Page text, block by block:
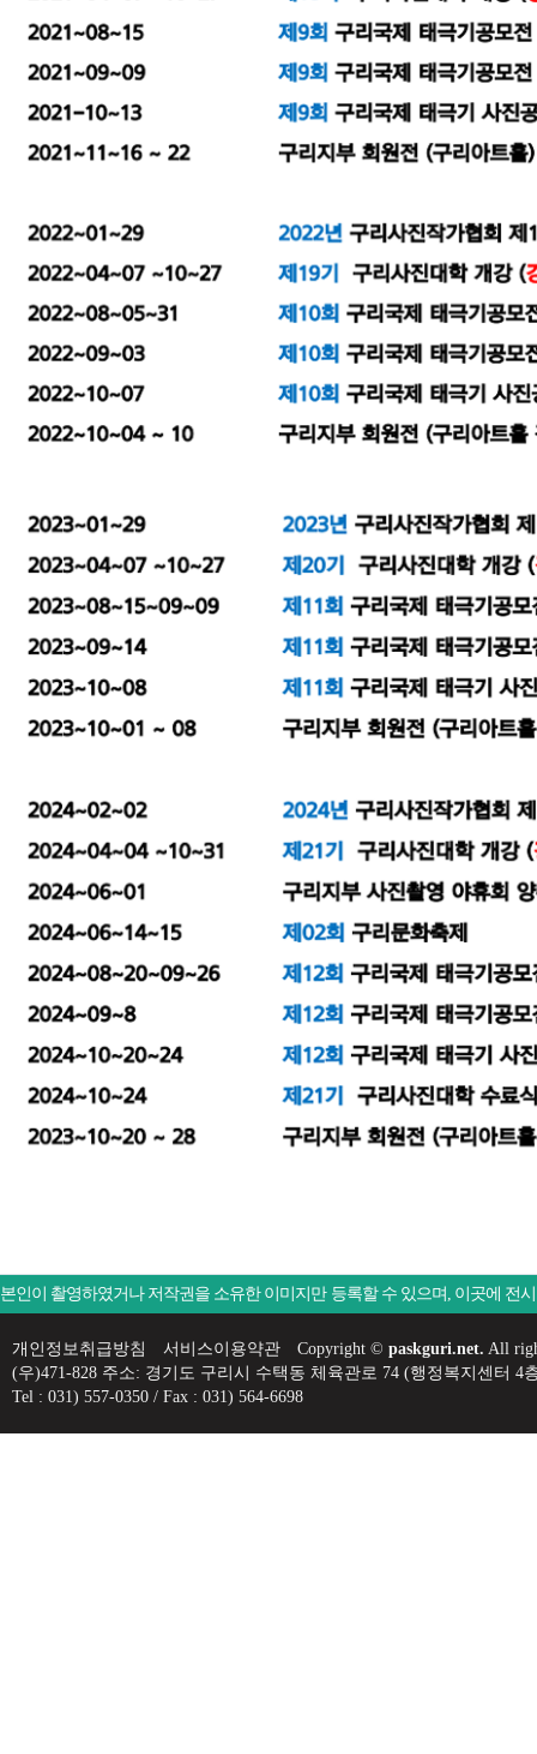
본인이 촬영하였거나 저작권을 소유한 이미지만 등록할 수 있으며, 이곳에 전
개인정보취급방침 서비스이용약관 Copyright © paskguri.net. All
(우)471-828 주소: 경기도 구리시 수택동 체육관로 74 (행정복지센터
Tel : 031) 557-0350 / Fax : 031) 564-6698